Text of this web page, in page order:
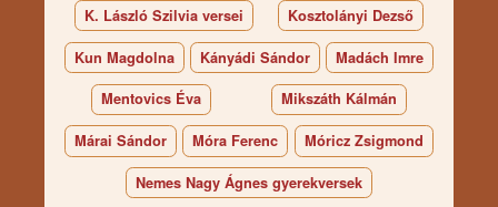
K. László Szilvia versei Kosztolányi Dezső
Kun Magdolna Kányádi Sándor Madách Imre
Mentovics Éva Mikszáth Kálmán
Márai Sándor Móra Ferenc Móricz Zsigmond
Nemes Nagy Ágnes gyerekversek